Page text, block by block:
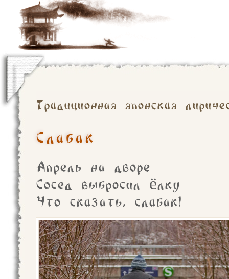
Традиционная японская
Слабак
Апрель на дворе
Сосед выбросил ёлку
Что сказать, слабак!